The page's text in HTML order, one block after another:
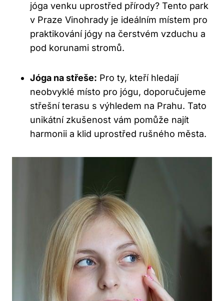
jóga venku uprostřed přírody? Tento park
v Praze Vinohrady je ideálním místem pro
praktikování jógy na čerstvém vzduchu a
pod korunami stromů.
Jóga na střeše: Pro ty, kteří hledají
neobvyklé místo pro jógu, doporučujeme
střešní terasu s výhledem na Prahu. Tato
unikátní zkušenost vám pomůže najít
harmonii a klid uprostřed rušného města.